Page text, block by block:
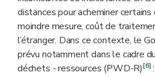
distances pour acheminer
moindre mesure, coût de
l’étranger. Dans ce contexte, le
prévu notamment dans le cadre
déchets - ressources (PWD-R)[6] :